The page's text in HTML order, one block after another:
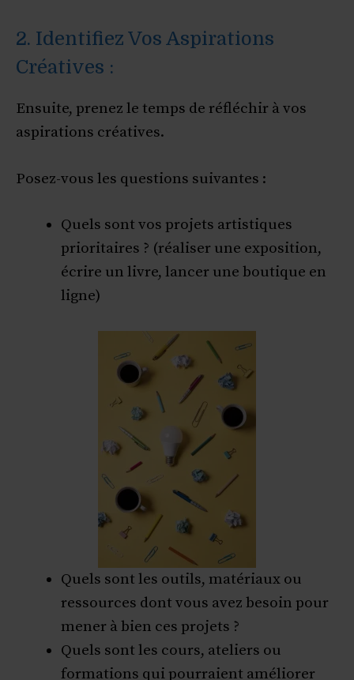
2. Identifiez Vos Aspirations
Créatives :
Ensuite, prenez le temps de réfléchir à vos
aspirations créatives.
Posez-vous les questions suivantes :
Quels sont vos projets artistiques
prioritaires ? (réaliser une exposition,
écrire un livre, lancer une boutique en
ligne)
Quels sont les outils, matériaux ou
ressources dont vous avez besoin pour
mener à bien ces projets ?
Quels sont les cours, ateliers ou
formations qui pourraient améliorer